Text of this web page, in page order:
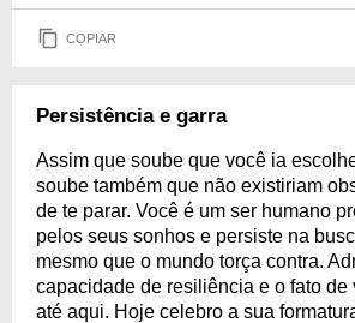
COPIAR
Persistência e garra
Assim que soube que você ia
soube também que não existiriam
de te parar. Você é um ser humano
pelos seus sonhos e persiste na
mesmo que o mundo torça contra.
capacidade de resiliência e o fato de
até aqui. Hoje celebro a sua